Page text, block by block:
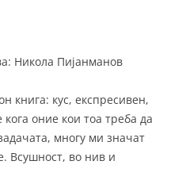
Никола Пијанманов
книга: кус, експресивен,
оние кои тоа треба да
многу ми значат
Всушност, во нив и